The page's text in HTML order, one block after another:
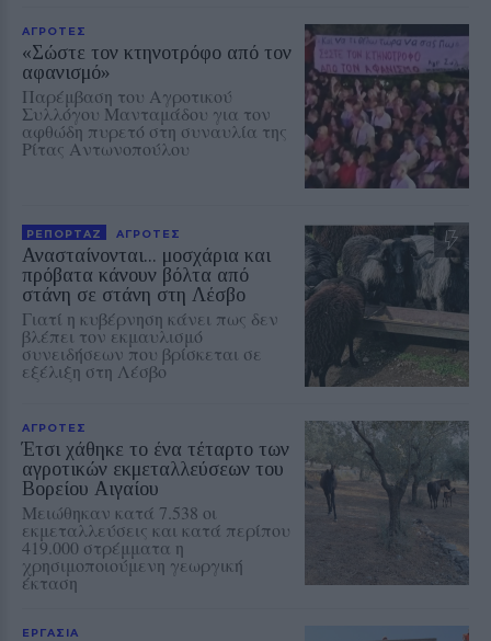
ΑΓΡΟΤΕΣ
«Σώστε τον κτηνοτρόφο από τον
αφανισμό»
Παρέμβαση του Αγροτικού
Συλλόγου Μανταμάδου για τον
αφθώδη πυρετό στη συναυλία της
Ρίτας Αντωνοπούλου
ΡΕΠΟΡΤΑΖ ΑΓΡΟΤΕΣ
Ανασταίνονται... μοσχάρια και
πρόβατα κάνουν βόλτα από
στάνη σε στάνη στη Λέσβο
Γιατί η κυβέρνηση κάνει πως δεν
βλέπει τον εκμαυλισμό
συνειδήσεων που βρίσκεται σε
εξέλιξη στη Λέσβο
ΑΓΡΟΤΕΣ
Έτσι χάθηκε το ένα τέταρτο των
αγροτικών εκμεταλλεύσεων του
Βορείου Αιγαίου
Μειώθηκαν κατά 7.538 οι
εκμεταλλεύσεις και κατά περίπου
419.000 στρέμματα η
χρησιμοποιούμενη γεωργική
έκταση
ΕΡΓΑΣΙΑ